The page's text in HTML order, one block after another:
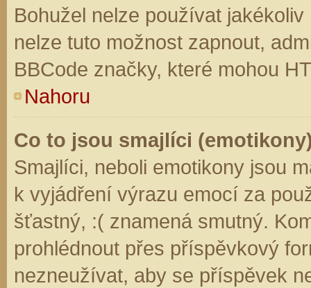
Bohužel nelze používat
nelze tuto možnost zapnout,
BBCode značky, které mohou
Nahoru
Co to jsou smajlíci
Smajlíci, neboli emotikony jsou
k vyjádření výrazu emocí za
šťastný, :( znamená smutný.
prohlédnout přes příspěvkový
nezneužívat, aby se příspěvek